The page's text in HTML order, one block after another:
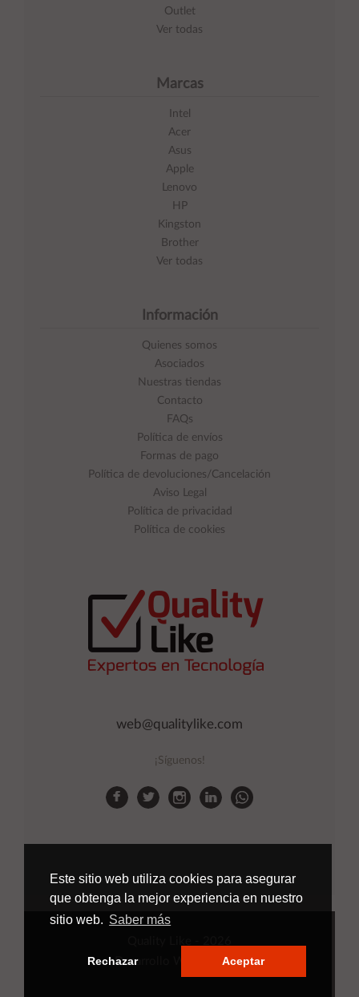
Este sitio web utiliza cookies para asegurar
que obtenga la mejor experiencia en nuestro
sitio web. Saber más
Rechazar Aceptar
web@qualitylike.com
¡Síguenos!
Outlet
Ver todas
Marcas
Intel
Acer
Asus
Apple
Lenovo
HP
Kingston
Brother
Ver todas
Información
Quienes somos
Asociados
Nuestras tiendas
Contacto
FAQs
Política de envíos
Formas de pago
Política de devoluciones/Cancelación
Aviso Legal
Política de privacidad
Política de cookies
Desarrollo Web
Applinet